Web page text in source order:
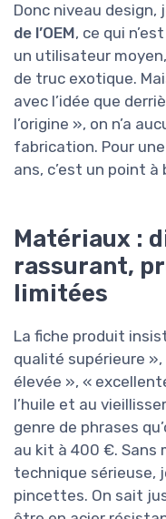
Donc niveau design,
de l’OEM, ce qui
un utilisateur
de truc exotique.
avec l’idée que
l’origine », on n’a
fabrication. Pour
ans, c’est un point
Matériaux :
rassurant,
limitées
La fiche produit
qualité supérieure
élevée », «
l’huile et au
genre de phrases
au kit à 400 €. Sans
technique sérieuse,
pincettes. On sait